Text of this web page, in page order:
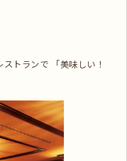
トランで 「美味しい！